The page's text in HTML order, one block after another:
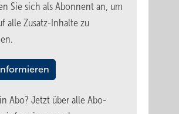
Sie sich als Abonnent an, um
alle Zusatz-Inhalte zu
Abo? Jetzt über alle Abo-